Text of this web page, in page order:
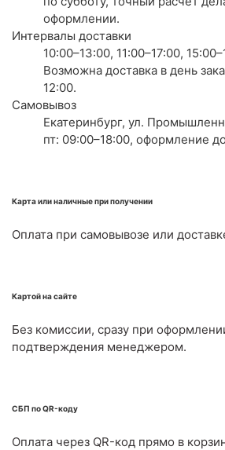
оформлении.
Интервалы доставки
10:00–13:00, 11:00–17:00,
Возможна доставка в день
12:00.
Самовывоз
Екатеринбург, ул.
пт: 09:00–18:00, оформление
Карта или наличные при получении
Оплата при самовывозе или
Картой на сайте
Без комиссии, сразу при
подтверждения менеджером.
СБП по QR-коду
Оплата через QR-код прямо в